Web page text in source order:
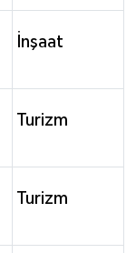
İnşaat
Turizm
Turizm